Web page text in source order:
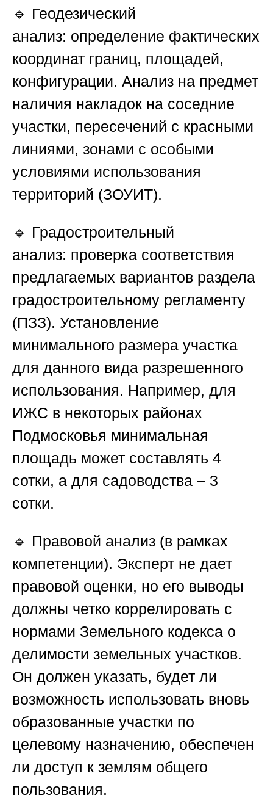
🔹 Геодезический
анализ: определение фактических
координат границ, площадей,
конфигурации. Анализ на предмет
наличия накладок на соседние
участки, пересечений с красными
линиями, зонами с особыми
условиями использования
территорий (ЗОУИТ).
🔹 Градостроительный
анализ: проверка соответствия
предлагаемых вариантов раздела
градостроительному регламенту
(ПЗЗ). Установление
минимального размера участка
для данного вида разрешенного
использования. Например, для
ИЖС в некоторых районах
Подмосковья минимальная
площадь может составлять 4
сотки, а для садоводства – 3
сотки.
🔹 Правовой анализ (в рамках
компетенции). Эксперт не дает
правовой оценки, но его выводы
должны четко коррелировать с
нормами Земельного кодекса о
делимости земельных участков.
Он должен указать, будет ли
возможность использовать вновь
образованные участки по
целевому назначению, обеспечен
ли доступ к землям общего
пользования.